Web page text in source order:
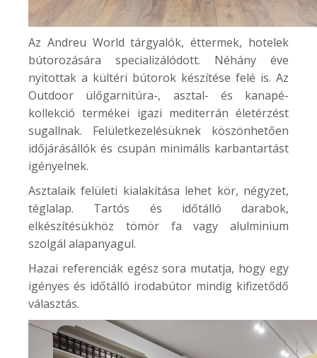
Az Andreu World tárgyalók, éttermek, hotelek
bútorozására specializálódott. Néhány éve
nyitottak a kültéri bútorok készítése felé is. Az
Outdoor ülőgarnitúra-, asztal- és kanapé-
kollekció termékei igazi mediterrán életérzést
sugallnak. Felületkezelésüknek köszönhetően
időjárásállók és csupán minimális karbantartást
igényelnek.
Asztalaik felületi kialakítása lehet kör, négyzet,
téglalap. Tartós és időtálló darabok,
elkészítésükhöz tömör fa vagy alulminium
szolgál alapanyagul.
Hazai referenciák egész sora mutatja, hogy egy
igényes és időtálló irodabútor mindig kifizetődő
választás.